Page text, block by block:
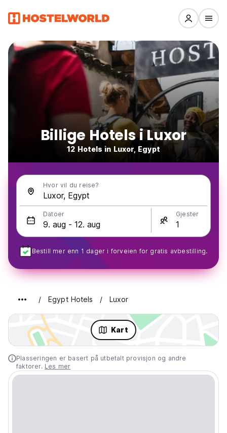
Billige Hotels i Luxor
12 Hotels in Luxor, Egypt
Hvor vil du reise?
Datoer Gjester
Bestill mer enn 1 dager i forveien for gratis avbestilling.
Egypt Hotels Luxor
Kart
Plasseringen er basert på utbetalt provisjon og andre
faktorer. Les mer